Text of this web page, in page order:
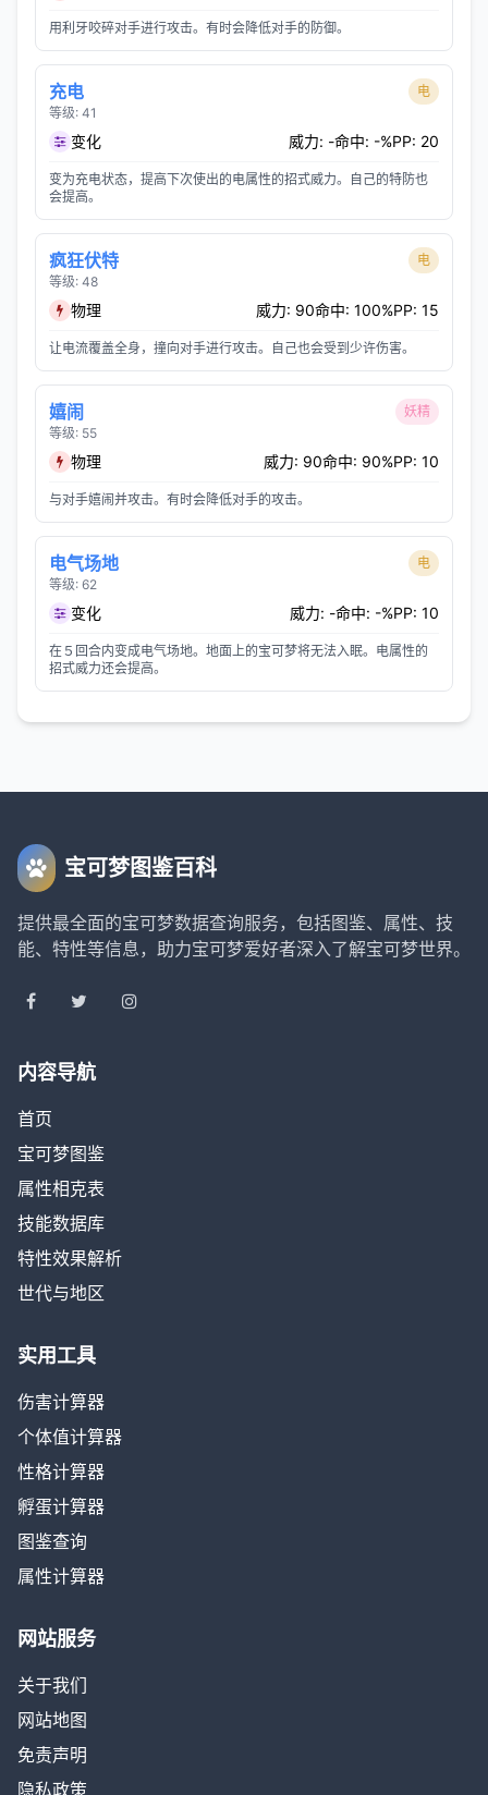
用利牙咬碎对手进行攻击。有时会降低对手的防御。
充电
等级: 41
电
变化 威力: -命中: -%PP: 20
变为充电状态，提高下次使出的电属性的招式威力。自己的特防也
会提高。
疯狂伏特
等级: 48
电
物理 威力: 90命中: 100%PP: 15
让电流覆盖全身，撞向对手进行攻击。自己也会受到少许伤害。
嬉闹
等级: 55
妖精
物理 威力: 90命中: 90%PP: 10
与对手嬉闹并攻击。有时会降低对手的攻击。
电气场地
等级: 62
电
变化 威力: -命中: -%PP: 10
在５回合内变成电气场地。地面上的宝可梦将无法入眠。电属性的
招式威力还会提高。
宝可梦图鉴百科
提供最全面的宝可梦数据查询服务，包括图鉴、属性、技
能、特性等信息，助力宝可梦爱好者深入了解宝可梦世界。
内容导航
首页
宝可梦图鉴
属性相克表
技能数据库
特性效果解析
世代与地区
实用工具
伤害计算器
个体值计算器
性格计算器
孵蛋计算器
图鉴查询
属性计算器
网站服务
关于我们
网站地图
免责声明
隐私政策